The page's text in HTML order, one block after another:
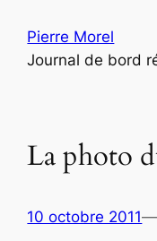
contenu
Pierre Morel
Journal de bord
La photo
10 octobre 2011—